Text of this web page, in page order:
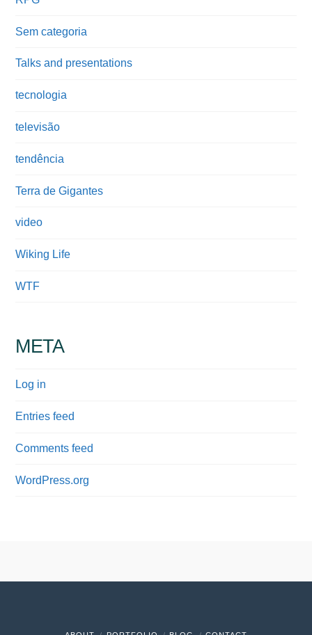
Sem categoria
Talks and presentations
tecnologia
televisão
tendência
Terra de Gigantes
video
Wiking Life
WTF
META
Log in
Entries feed
Comments feed
WordPress.org